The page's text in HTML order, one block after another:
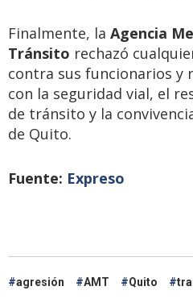
Finalmente, la Agencia
Tránsito rechazó
contra sus funcionarios y
con la seguridad vial, el
de tránsito y la
de Quito.
Fuente: Expreso
agresión AMT Quito